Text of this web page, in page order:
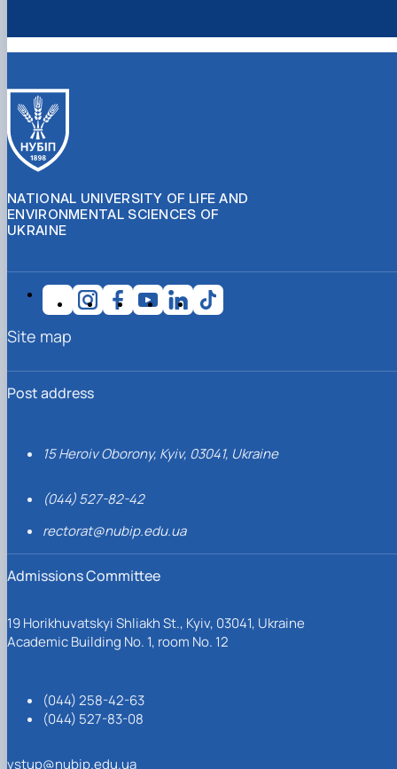
NATIONAL UNIVERSITY OF LIFE AND
ENVIRONMENTAL SCIENCES OF
UKRAINE
Post address
15 Heroiv Oborony, Kyiv, 03041, Ukraine
(044) 527-82-42
rectorat@nubip.edu.ua
Admissions Committee
19 Horikhuvatskyi Shliakh St., Kyiv, 03041, Ukraine
Academic Building No. 1, room No. 12
(044) 258-42-63
(044) 527-83-08
vstup@nubip.edu.ua
Site map